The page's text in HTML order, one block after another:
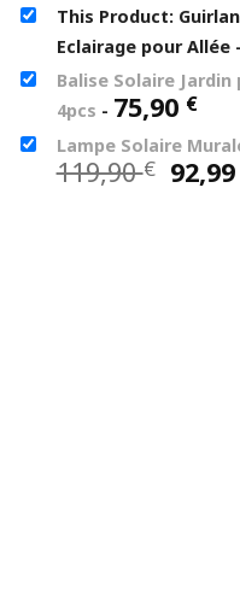
This Product:
Eclairage pour Allée -
Balise Solaire
4pcs - 75,90 €
Lampe Solaire
119,90€ Le
prix
92,99